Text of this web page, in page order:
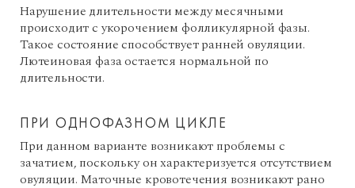
Нарушение длительности между месячными
происходит с укорочением фолликулярной фазы.
Такое состояние способствует ранней овуляции.
Лютеиновая фаза остается нормальной по
длительности.
ПРИ ОДНОФАЗНОМ ЦИКЛЕ
При данном варианте возникают проблемы с
зачатием, поскольку он характеризуется отсутствием
овуляции. Маточные кровотечения возникают рано